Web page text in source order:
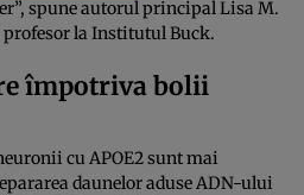
spune autorul principal Lisa M.
la Institutul Buck.
împotriva bolii
cu APOE2 sunt mai
daunelor aduse ADN-ului